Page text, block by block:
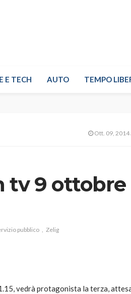
E TECH AUTO TEMPO
Ott. 09, 2014
tv 9 ottobre
pubblico Zelig
vedrà protagonista la terza,
AUTO SPORT